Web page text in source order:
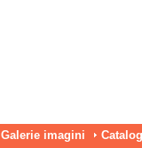
Galerie imagini